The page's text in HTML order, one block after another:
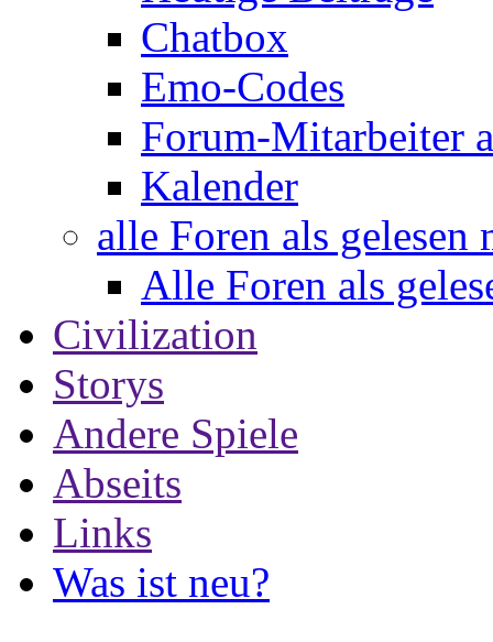
Chatbox
Emo-Codes
Forum-Mitarbeiter
Kalender
alle Foren als gelesen
Alle Foren als
Civilization
Storys
Andere Spiele
Abseits
Links
Was ist neu?